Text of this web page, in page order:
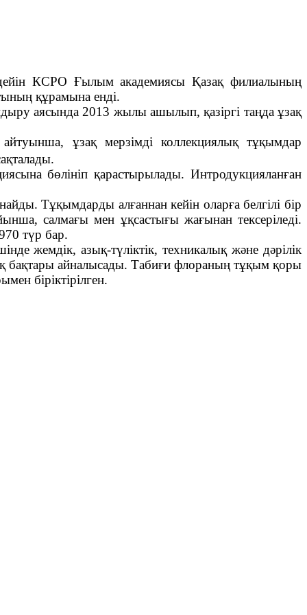
КСРО Ғылым академиясы Қазақ филиалының
құрамына енді.
аясында 2013 жылы ашылып, қазіргі таңда ұзақ
ұзақ мерзімді коллекциялық тұқымдар
бөлініп қарастырылады. Интродукцияланған
Тұқымдарды алғаннан кейін оларға белгілі бір
салмағы мен ұқсастығы жағынан тексеріледі.
түр бар.
жемдік, азық-түліктік, техникалық және дәрілік
бақтары айналысады. Табиғи флораның тұқым қоры
біріктірілген.